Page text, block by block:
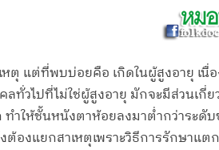
ตุ แต่ที่พบบ่อยคือ เกิดในผู้สูงอายุ เ
วไปที่ไม่ใช่ผู้สูงอายุ มักจะมีส่วนเกี่
ให้ชั้นหนังตาห้อยลงมาต่ำกว่าระดับ
ต้องแยกสาเหตุเพราะวิธีการรักษาแ